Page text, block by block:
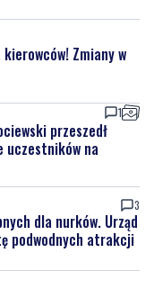
Zmiany w
1
przeszedł
uczestników na
3
dla nurków. Urząd
podwodnych atrakcji